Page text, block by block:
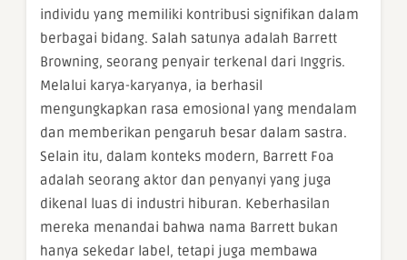
individu yang memiliki kontribusi signifikan dalam
berbagai bidang. Salah satunya adalah Barrett
Browning, seorang penyair terkenal dari Inggris.
Melalui karya-karyanya, ia berhasil
mengungkapkan rasa emosional yang mendalam
dan memberikan pengaruh besar dalam sastra.
Selain itu, dalam konteks modern, Barrett Foa
adalah seorang aktor dan penyanyi yang juga
dikenal luas di industri hiburan. Keberhasilan
mereka menandai bahwa nama Barrett bukan
hanya sekedar label, tetapi juga membawa